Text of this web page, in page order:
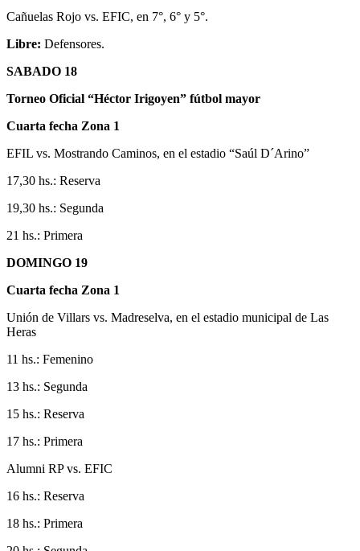
Cañuelas Rojo vs. EFIC, en 7°, 6° y 5°.
Libre: Defensores.
SABADO 18
Torneo Oficial “Héctor Irigoyen” fútbol mayor
Cuarta fecha Zona 1
EFIL vs. Mostrando Caminos, en el estadio “Saúl D´Arino”
17,30 hs.: Reserva
19,30 hs.: Segunda
21 hs.: Primera
DOMINGO 19
Cuarta fecha Zona 1
Unión de Villars vs. Madreselva, en el estadio municipal de Las
Heras
11 hs.: Femenino
13 hs.: Segunda
15 hs.: Reserva
17 hs.: Primera
Alumni RP vs. EFIC
16 hs.: Reserva
18 hs.: Primera